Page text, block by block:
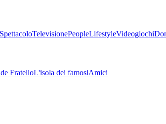
SpettacoloTelevisionePeopleLifestyleVideogiochi
FratelloL'isola dei famosiAmici